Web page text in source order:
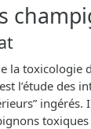
la toxicologie
l’étude des
ingérés.